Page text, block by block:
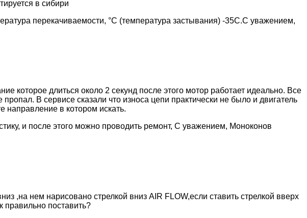
в сибири
перекачиваемости, °С (температура застывания) -35С.С уважением,
которое длиться около 2 секунд после этого мотор работает идеально. Все
В сервисе сказали что износа цепи практически не было и двигатель
в котором искать.
и после этого можно проводить ремонт, С уважением, Моноконов
,на нем нарисовано стрелкой вниз AIR FLOW,если ставить стрелкой вверх
правильно поставить?